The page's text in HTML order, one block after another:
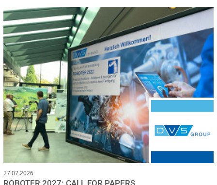
27.07.2026
ROBOTER 2027: CALL FOR PAPERS